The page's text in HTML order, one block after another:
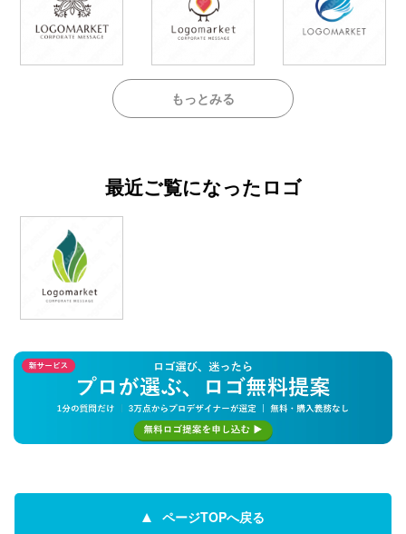
もっとみる
最近ご覧になったロゴ
ページTOPへ戻る